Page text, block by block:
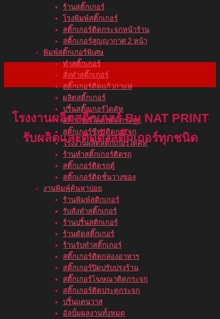
ร้านสติ๊กเกอร์
โรงพิมพ์สติ๊กเกอร์
สติ๊กเกอร์ติดกระจกหน้าร้าน
สติ๊กเกอร์สูญญากาศ 2 หน้า
พิมพ์สติ๊กเกอร์พิเศษ
ทำสติ๊กเกอร์
สั่งทำสติ๊กเกอร์
สติ๊กเกอร์ติดแก้วกาแฟ
ผลิตสติ๊กเกอร์
ปริ้นสติ๊กเกอร์ไดคัท
สติ๊กเกอร์ไดคัทติดกระจก
สติ๊กเกอร์ซีทรูติดกระจก
โรงงานผลิตสติ๊กเกอร์ไดคัท
ร้านทำสติ๊กเกอร์ติดรถ
สติ๊กเกอร์ติดรถตู้
สติ๊กเกอร์ติดชั้นวางของ
งานพิมพ์ค้นหาบ่อย
ร้านพิมพ์สติกเกอร์
รับสั่งทำสติ๊กเกอร์
ร้านปริ้นสติกเกอร์
ร้านตัดสติ๊กเกอร์
ร้านรับทำสติ๊กเกอร์
สติ๊กเกอร์ติดกล่องอาหาร
สติ๊กเกอร์ปิดปรับปรุงร้าน
สติ๊กเกอร์โฆษณาติดกระจก
สติ๊กเกอร์ติดประตูกระจก
ปริ้นแคนวาส
อัลบั้มผลงานทั้งหมด
โรงงานผลิตสติ๊กเกอร์ By NAT PRINT
รับผลิตและติดตั้งสติ๊กเกอร์ทุกชนิด